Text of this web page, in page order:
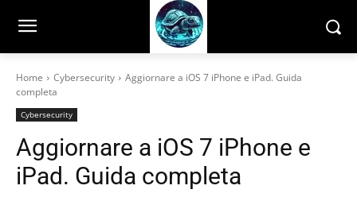
Home Cybersecurity
Aggiornare a iOS 7 iPhone e iPad. Guida
completa
Cybersecurity
Aggiornare a iOS 7 iPhone e
iPad. Guida completa